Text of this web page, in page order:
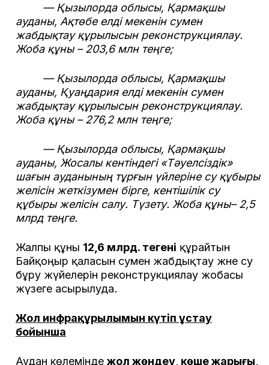
— Қызылорда облысы, Қармақшы
ауданы, Ақтөбе елді мекенін сумен
жабдықтау құрылысын реконструкциялау.
Жоба құны – 203,6 млн теңге;
— Қызылорда облысы, Қармақшы
ауданы, Қуаңдария елді мекенін сумен
жабдықтау құрылысын реконструкциялау.
Жоба құны – 276,2 млн теңге;
— Қызылорда облысы, Қармақшы
ауданы, Жосалы кентіндегі «Тәуелсіздік»
шағын ауданының тұрғын үйлеріне су құбыры
желісін жеткізумен бірге, кентішілік су
құбыры желісін салу. Түзету. Жоба құны– 2,5
млрд теңге.
Жалпы құны 12,6 млрд. теңгені құрайтын
Байқоңыр қаласын сумен жабдықтау және су
бұру жүйелерін реконструкциялау жобасы
жүзеге асырылуда.
Жол инфрақұрылымын күтіп ұстау
бойынша
Аудан көлемінде жол жөндеу, көше жарығы,